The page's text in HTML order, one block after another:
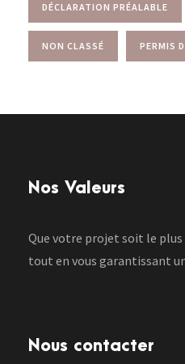
DÉCLARATION PRÉALABLE
NON CLASSÉ PERMIS
Nos Valeurs
Que votre projet soit le
tout en vous garantissant
Nous contacter